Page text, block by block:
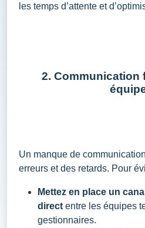
les temps d’attente et
2. Communication
Un manque de
erreurs et des retards. Pour
Mettez en place un
direct entre les équipes
gestionnaires.